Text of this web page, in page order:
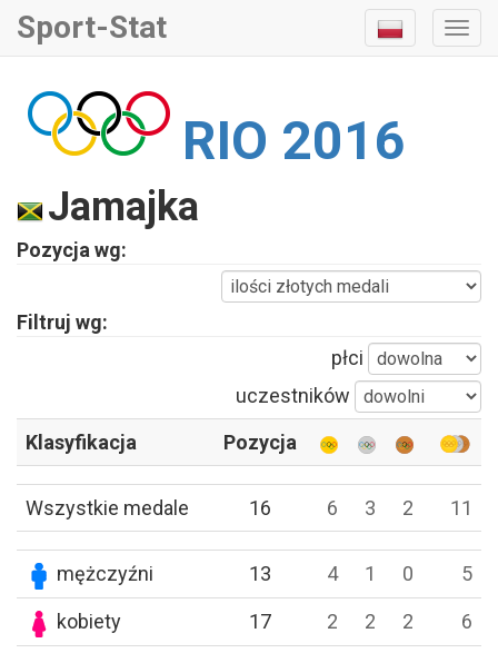
Sport-Stat
RIO 2016
Jamajka
Pozycja wg:
Filtruj wg:
płci
uczestników
Klasyfikacja
Pozycja
Wszystkie medale 16 6 3 2 11
mężczyźni 13 4 1 0 5
kobiety 17 2 2 2 6